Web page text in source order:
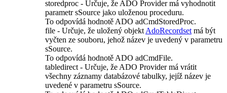
storedproc - Určuje, že ADO Providermá vyhodnotit
parametrsSource jako uloženou proceduru.
To odpovídá hodnotě ADO adCmdStoredProc.
file - Určuje, že uložený objekt AdoRecordset má být
vyčten ze souboru, jehož název je uvedený v parametru
sSource.
To odpovídá hodnotě ADO adCmdFile.
tabledirect - Určuje, že ADO Providermá vrátit
všechny záznamy databázové tabulky, jejíž název je
uvedené v parametru sSource.